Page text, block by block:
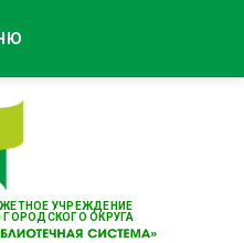
УЧРЕЖДЕНИЕ
ГОРОДСКОГО ОКРУГА